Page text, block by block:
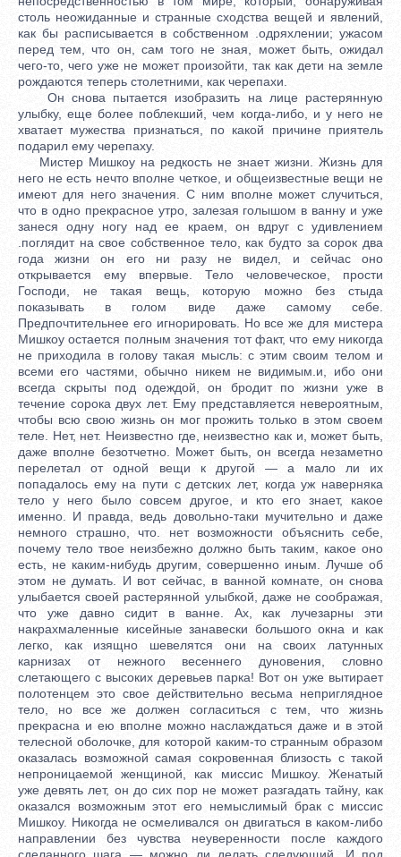
столь неожиданные и странные сходства вещей и явлений,
как бы расписывается в собственном .одряхлении; ужасом
перед тем, что он, сам того не зная, может быть, ожидал
чего-то, чего уже не может произойти, так как дети на земле
рождаются теперь столетними, как черепахи.
Он снова пытается изобразить на лице растерянную
улыбку, еще более поблекший, чем когда-либо, и у него не
хватает мужества признаться, по какой причине приятель
подарил ему черепаху.
Мистер Мишкоу на редкость не знает жизни. Жизнь для него не есть нечто вполне четкое, и общеизвестные вещи не имеют для него значения. С ним вполне может случиться, что в одно прекрасное утро, залезая голышом в ванну и уже занеся одну ногу над ее краем, он вдруг с удивлением .поглядит на свое собственное тело, как будто за сорок два года жизни он его ни разу не видел, и сейчас оно открывается ему впервые. Тело человеческое, прости Господи, не такая вещь, которую можно без стыда показывать в голом виде даже самому себе. Предпочтительнее его игнорировать. Но все же для мистера Мишкоу остается полным значения тот факт, что ему никогда не приходила в голову такая мысль: с этим своим телом и всеми его частями, обычно никем не видимым.и, ибо они всегда скрыты под одеждой, он бродит по жизни уже в течение сорока двух лет. Ему представляется невероятным, чтобы всю свою жизнь он мог прожить только в этом своем теле. Нет, нет. Неизвестно где, неизвестно как и, может быть, даже вполне безотчетно. Может быть, он всегда незаметно перелетал от одной вещи к другой — а мало ли их попадалось ему на пути с детских лет, когда уж наверняка тело у него было совсем другое, и кто его знает, какое именно. И правда, ведь довольно-таки мучительно и даже немного страшно, что. нет возможности объяснить себе, почему тело твое неизбежно должно быть таким, какое оно есть, не каким-нибудь другим, совершенно иным. Лучше об этом не думать. И вот сейчас, в ванной комнате, он снова улыбается своей растерянной улыбкой, даже не соображая, что уже давно сидит в ванне. Ах, как лучезарны эти накрахмаленные кисейные занавески большого окна и как легко, как изящно шевелятся они на своих латунных карнизах от нежного весеннего дуновения, словно слетающего с высоких деревьев парка! Вот он уже вытирает полотенцем это свое действительно весьма неприглядное тело, но все же должен согласиться с тем, что жизнь прекрасна и ею вполне можно наслаждаться даже и в этой телесной оболочке, для которой каким-то странным образом оказалась возможной самая сокровенная близость с такой непроницаемой женщиной, как миссис Мишкоу. Женатый уже девять лет, он до сих пор не может разгадать тайну, как оказался возможным этот его немыслимый брак с миссис Мишкоу. Никогда не осмеливался он двигаться в каком-либо направлении без чувства неуверенности после каждого сделанного шага — можно ли делать следующий. И под конец у него по телу словно мурашки ползли, а в душе возникало испуганное изумление, когда оказывалось, что, несмотря на столь медленные и осмотрительные шаги, он уже весьма продвинулся вперед. Надо было так или иначе обдумать, что это для него означало бы? И вот в один прекрасный день, даже как-то сам в это не веря, он оказался супругом миссис Мишкоу. Она и теперь, после девяти лет брака, красивая фарфоровая статуэтка, так отрешена и изолирована от всех, так замкнута и словно глазурью покрыта в своей непроницаемой манере существовать, что кажется просто невероятным, как могла она сочетаться браком с таким человеком из плоти и крови, как он. Зато вполне понятно, как от их союза могли произойти такие высохшие на корню детки. Может быть, если бы выносить их во чреве мог вместо жены сам мистер Мишкоу, они родились бы иными. Но выносить их должна была она, по девять месяцев каждого; и вот, зачатые, по всей видимости, такими, какими проявили себя с самого начала, и к тому же принужденные столько времени провести во чреве из майолики, словно конфеты в коробке, они состарились еще до своего появления на свет. В течение всех девяти лет брака он, естественно, жил в постоянном страхе, что в каком-нибудь его необдуманном слове или неловком жесте миссис Мишкоу может найти повод для развода. Первый день брака был для него самым ужасным, ибо, как можно себе представить, не было полной уверенности в том, что миссис Мишкоу знает, что именно он должен сделать, чтобы окончательно счесть себя ее супругом. К счастью, она это знала. Но потом она никогда не давала ему понять, что помнит о том, что в тот раз он вполне мог быть в этом уверен. Все было так, словно она, со своей стороны, ничего в это не внесла, и, таким образом, хотя он ею и овладел, ей не к чему было об этом помнить. Однако же родилась сперва девочка, Элен, а затем второй ребенок, мальчик, Джон. Но никаких разговоров не было. Не сказав ему ни слова, она оба раза отправлялась в клинику и через полтора месяца возвращалась домой: в первый раз с девочкой, во второй — с мальчиком, и оба ребенка выглядели старичками, один старше другого. Просто руки опускались. И оба раза ему самым решительным образом запрещалось навещать ее в клинике. Так что ни в первый, ни во второй раз он даже не мог дать себе отчета в ее беременности, ничего не знал о том, как протекали роды, как она разрешилась, а между тем в доме оказалось двое ребят, словно две приобретенные в путешествии собачки, и у него не могло быть даже никакой твердой уверенности, что их родила она и это его дети. Тем не менее мистер Мишкоу нисколько в этом не сомневается и даже уверен в том, что в лице этих двух детей ему представлено извечное и в данном случае дважды подтвержденное доказательство, что мисс Мишкоу обретает в сожительстве с ним некую компенсацию за те страдания, которые должна была испытать, родив на свет двоих ребят. И поэтому он никак не мог прийти в себя от изумления, когда жена его, вернувшись от своей матери, жившей в гостинице и уже собиравшейся возвращаться в Англию, и найдя его стоящим на четвереньках на ковре перед черепахой под холодно-издевательскими взглядами детей, не сказала ему ни слова, но, незамедлительно вернувшись к матери в гостиницу, через час прислала ему записку с самым ультимативным требованием: либо в доме не будет черепахи, либо через три дня она вместе с матерью уедет в Англию. Как только к мистеру Мишкоу вернулась способность разумно мыслить, он сразу же понял, что черепаха могла быть в данном случае только предлогом. И каким несерьезным, каким легко уязвимым! Но, может быть, именно поэтому гораздо более трудно устранимым, чем если бы жена потребовала, чтобы он полностью изменил свою внешность или хотя бы убрал с лица свой нос и заменил его другим, который был бы ей более по вкусу. Однако он не хотел потерять ее. Он ответил жене, чтобы она спокойно возвращалась домой, а он уж найдет для черепахи другое, более подходящее место. Он взял ее, так как ему сказали, будто она приносит счастье. Но, принимая во внимание, что сам он уже не первой молодости, и у него такая супруга, как она, и двое таких ребят, как их дети, какого ему еще нужно счастья? И вот он выходит из дому, снова с черепахой в руке и с намерением оставить ее в каком-нибудь месте, которое несчастной, неприкаянной зверюшке подойдет больше, чем их дом. Между тем наступил вечер, и он только сейчас с удивлением в этом убедился. Хотя он и привык к зрелищу своего огромного фантасмагорического города, но тем не менее сохранил способность всегда по-новому изумляться ему, притом с некоторой даже грустью, ибо все эти грандиозные сооружения как долговечные архитектурные памятники, и они высятся со всех сторон, словно колоссальная, но временная декорация некоей огромной ярмарки с этим неподвижным, пестро-цветным, ярким светом бесчисленных ламп и фонарей, нагоняющим нечто вроде тоски, когда долго идешь под ним, и со множеством других вещей, столь же суетных и непрочных. Идя по улице, он даже забыл, что держит в руке черепаху, но вдруг вспоминает о ней, и ему приходит в голову, что лучше бы он оставил ее в парке неподалеку от своего дома, вместо того чтобы идти дальше по направлению к магазину, где она была куплена, кажется, на 49-ой улице. Так он и идет себе, будучи вполне уверенным, что в такой час магазин уже наверняка закрыт. Но одолевшие его грусть и усталость словно требуют, чтоб он натолкнулся на запертую дверь. Вот он подходит к этой двери и глядит на нее: магазин действительно закрыт, — потом на черепаху у себя в руке. Что с ней делать? Мимо проезжает такси, он садится в машину. Где-нибудь в подходящем месте он выйдет, а черепаху оставит внутри. Жалко, что у этой зверюшки, все еще съежившейся под своим щитком, по-видимому, так мало воображения. Интересно представить себе, как черепаха ночью разъезжает по всему Нью-Йорку. Нет, нет. Мистер Мишкоу охвачен раскаянием: это было бы жестоко. Он выходит из такси. Уже недалеко до Парк-авеню с бесконечной линией цветочных клумб посредине, окаймленных низеньким плетеным бордюром. Он собирается оставить черепаху на одной их этих клумб, он едва успевает положить ее наземь, как рядом вырастает фигура полицейского, наблюдающего за порядком движения на углу 50-й улицы под одной из гигантских башен Уолдорф Астории. Полицейский желает знать, что такое он положил на клумбу. Бомбу? Да нет же, не бомбу. И мистер Мишкоу улыбается ему, чтобы тот понял, что он на это не способен. Просто-напросто черепаху. Но полицейский велит ему немедленно ее убрать: пускать животных на клумбы запрещено. Да ведь какое же это животное? Это вроде камня, пытается объяснить мистер Мишкоу, она здесь не помешает, кроме того, ему, по некоторым семейным соображениям, необходимо избавиться от нее. Но теперь полицейскому кажется, что мистер Мишкоу над ним насмехается, и он .заговаривает грубым тоном, а мистер Мишкоу тотчас же убирает с клумбы черепаху, которая по-прежнему неподвижна. — Говорят, они приносят счастье, — произносит он с улыбкой, — не хотите ли взять ее? В подарок? Тот яростно передергивает плечами и велит ему убираться. И вот черепаха опять в руке мистера Мишкоу, а он до крайности растерян. Бог ты мой, да ведь ее можно оставить здесь же, на середине улицы, как только он выйдет из поля зрения этого полицейского, который был так груб явно потому, что не поверил в важные причины семейного характера. И тут мистера Мишкоу внезапно озаряет мысль. Конечно, для жены его черепаха только предлог, а устранишь этот предлог, она тотчас же найдет другой, но трудно ей будет найти более нелепый, более способный повредить ей в глазах судьи и всех прочих. Глупо с его стороны было бы не вос